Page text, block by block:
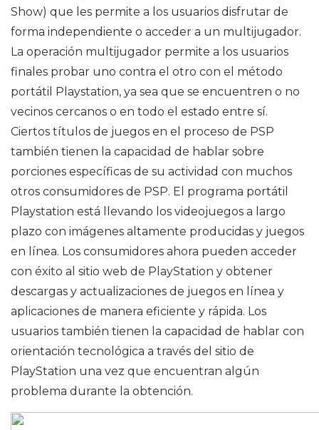
Show) que les permite a los usuarios disfrutar de
forma independiente o acceder a un multijugador.
La operación multijugador permite a los usuarios
finales probar uno contra el otro con el método
portátil Playstation, ya sea que se encuentren o no
vecinos cercanos o en todo el estado entre sí.
Ciertos títulos de juegos en el proceso de PSP
también tienen la capacidad de hablar sobre
porciones específicas de su actividad con muchos
otros consumidores de PSP. El programa portátil
Playstation está llevando los videojuegos a largo
plazo con imágenes altamente producidas y juegos
en línea. Los consumidores ahora pueden acceder
con éxito al sitio web de PlayStation y obtener
descargas y actualizaciones de juegos en línea y
aplicaciones de manera eficiente y rápida. Los
usuarios también tienen la capacidad de hablar con
orientación tecnológica a través del sitio de
PlayStation una vez que encuentran algún
problema durante la obtención.